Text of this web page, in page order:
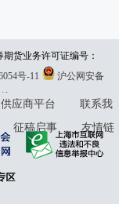
货业务许可证编号：
举报邮箱：
号-11
沪公网安备
:4000300059/952500
供应商平台
联系我
征稿启事
友情链